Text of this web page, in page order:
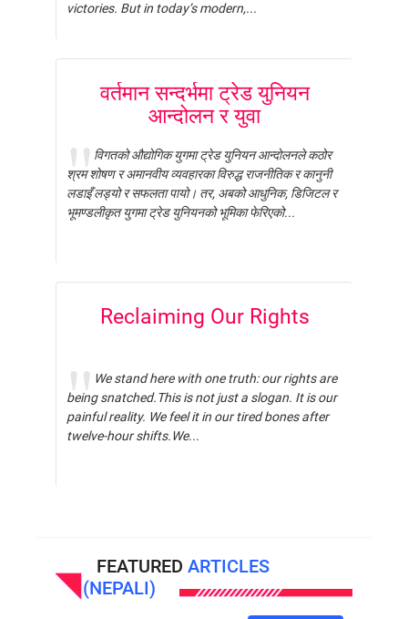
victories. But in today’s modern,...
वर्तमान सन्दर्भमा ट्रेड युनियन
आन्दोलन र युवा
विगतको औद्योगिक युगमा ट्रेड युनियन आन्दोलनले कठोर
श्रम शोषण र अमानवीय व्यवहारका विरुद्ध राजनीतिक र कानुनी
लडाइँ लड्यो र सफलता पायो। तर, अबको आधुनिक, डिजिटल र
भूमण्डलीकृत युगमा ट्रेड युनियनको भूमिका फेरिएको...
Reclaiming Our Rights
We stand here with one truth: our rights are
being snatched.This is not just a slogan. It is our
painful reality. We feel it in our tired bones after
twelve-hour shifts.We...
FEATURED ARTICLES
(NEPALI)